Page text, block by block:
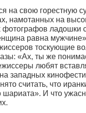
на свою горестную
намотанных на
ладошки
равна
тоскующие
«Ах, ты же
любят
западных
считать, что
шариата». И что